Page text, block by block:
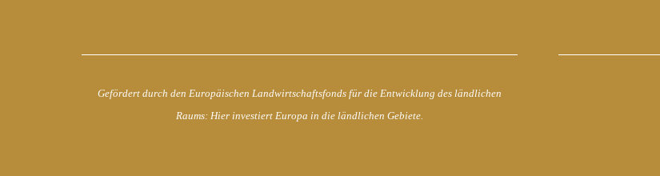
Gefördert durch den Europäischen Landwirtschaftsfonds für die Entwicklung des ländlichen
Raums: Hier investiert Europa in die ländlichen Gebiete.